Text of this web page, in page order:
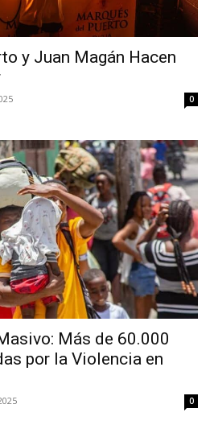
y Juan Magán Hacen
0
Más de 60.000
por la Violencia en
0